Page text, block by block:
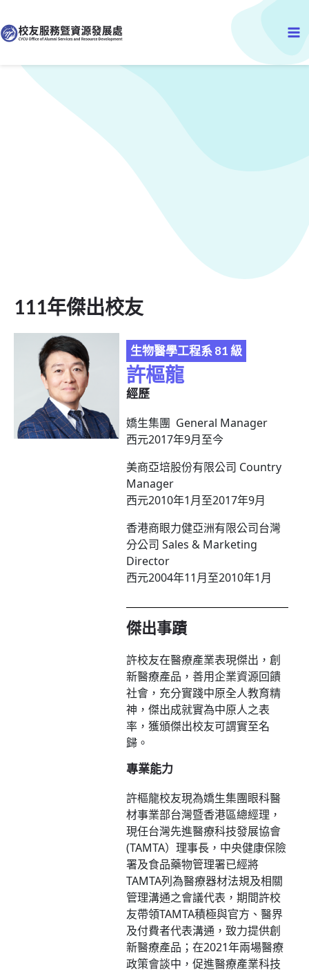
主
要
111年傑出校友
生物醫學工程系 81 級
許樞龍
經歷
嬌生集團 General Manager
西元2017年9月至今
美商亞培股份有限公司 Country
Manager
西元2010年1月至2017年9月
香港商眼力健亞洲有限公司台灣
分公司 Sales & Marketing
Director
西元2004年11月至2010年1月
傑出事蹟
許校友在醫療產業表現傑出，創
新醫療產品，善用企業資源回饋
社會，充分實踐中原全人教育精
神，傑出成就實為中原人之表
率，獲頒傑出校友可謂實至名
歸。
專業能力
許樞龍校友現為嬌生集團眼科醫
材事業部台灣暨香港區總經理，
現任台灣先進醫療科技發展協會
(TAMTA）理事長，中央健康保險
署及食品藥物管理署已經將
TAMTA列為醫療器材法規及相關
管理溝通之會議代表，期間許校
友帶領TAMTA積極與官方、醫界
及付費者代表溝通，致力提供創
新醫療產品；在2021年兩場醫療
政策會談中，促進醫療產業科技